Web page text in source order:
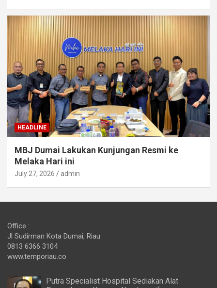
HEADLINE
MBJ Dumai Lakukan Kunjungan Resmi ke
Melaka Hari ini
July 27, 2026 admin
Office :
Jl Sudirman Kota Dumai, Riau
0813 6366 3104
www.temporiau.co
Putra Specialist Hospital Sediakan Alat